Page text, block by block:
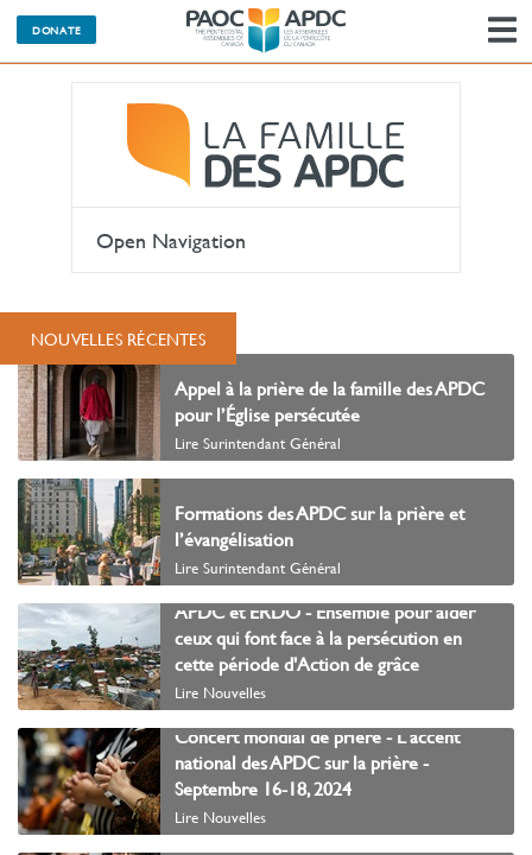
DONATE
Open Navigation
NOUVELLES RÉCENTES
Appel à la prière de la famille des APDC
pour l’Église persécutée
Lire Surintendant Général
Formations des APDC sur la prière et
l’évangélisation
Lire Surintendant Général
APDC et ERDO - Ensemble pour aider
ceux qui font face à la persécution en
cette période d'Action de grâce
Lire Nouvelles
Concert mondial de prière - L'accent
national des APDC sur la prière -
Septembre 16-18, 2024
Lire Nouvelles